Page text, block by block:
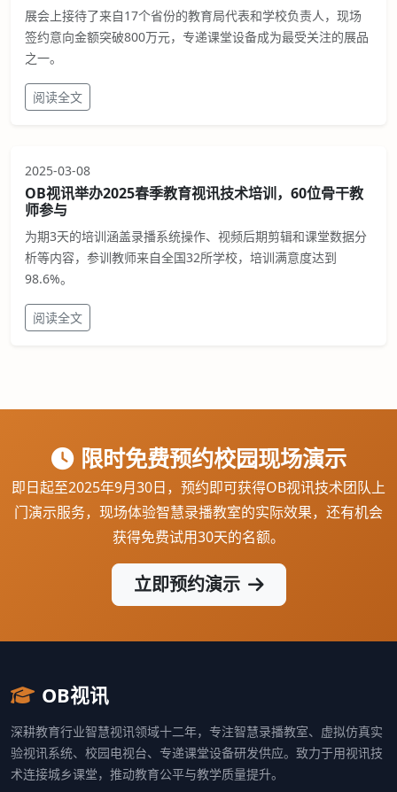
展会上接待了来自17个省份的教育局代表和学校负责人，现场
签约意向金额突破800万元，专递课堂设备成为最受关注的展品
之一。
阅读全文
2025-03-08
OB视讯举办2025春季教育视讯技术培训，60位骨干教
师参与
为期3天的培训涵盖录播系统操作、视频后期剪辑和课堂数据分
析等内容，参训教师来自全国32所学校，培训满意度达到
98.6%。
阅读全文
限时免费预约校园现场演示
即日起至2025年9月30日，预约即可获得OB视讯技术团队上
门演示服务，现场体验智慧录播教室的实际效果，还有机会
获得免费试用30天的名额。
立即预约演示
OB视讯
深耕教育行业智慧视讯领域十二年，专注智慧录播教室、虚拟仿真实
验视讯系统、校园电视台、专递课堂设备研发供应。致力于用视讯技
术连接城乡课堂，推动教育公平与教学质量提升。